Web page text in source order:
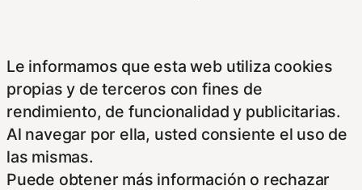
Le informamos que esta web utiliza cookies
propias y de terceros con fines de
rendimiento, de funcionalidad y publicitarias.
Al navegar por ella, usted consiente el uso de
las mismas.
Puede obtener más información o rechazar